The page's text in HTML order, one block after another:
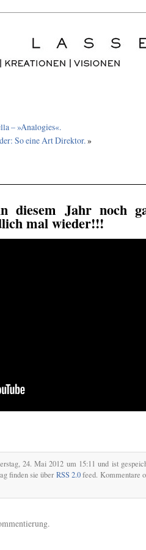
– »Analogies«.
So eine Art Direktor.»
diesem Jahr noch
mal wieder!!!
24. Mai 2012 um 15:11 und ist
finden sie über RSS 2.0feed. Kommentare